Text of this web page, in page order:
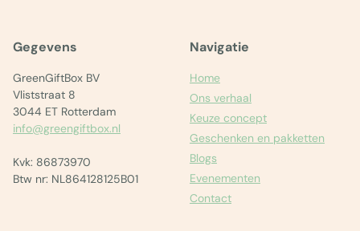
Gegevens
GreenGiftBox BV
Vliststraat 8
3044 ET Rotterdam
info@greengiftbox.nl
Kvk: 86873970
Btw nr: NL864128125B01
Navigatie
Home
Ons verhaal
Keuze concept
Geschenken en pakketten
Blogs
Evenementen
Contact